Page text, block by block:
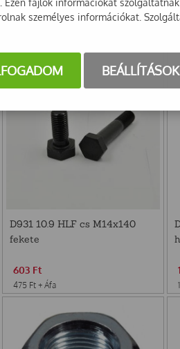
D931 10.9 HLF cs M14x140
fekete
603 Ft
475 Ft + Áfa
fájlok információkat
személyes információkat.
BEÁLLÍTÁSOK